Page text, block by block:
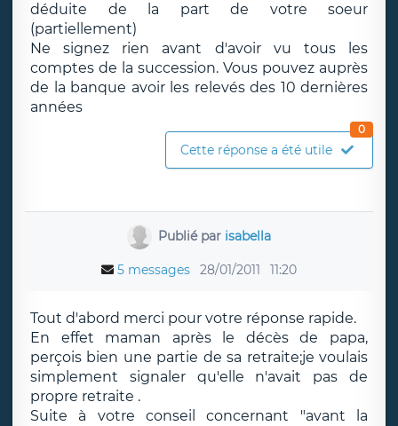
déduite de la part de votre soeur
(partiellement)
Ne signez rien avant d'avoir vu tous les
comptes de la succession. Vous pouvez auprès
de la banque avoir les relevés des 10 dernières
années
Cette réponse a été utile
0
Publié par isabella
5 messages 28/01/2011 11:20
Tout d'abord merci pour votre réponse rapide.
En effet maman après le décès de papa,
perçois bien une partie de sa retraite;je voulais
simplement signaler qu'elle n'avait pas de
propre retraite .
Suite à votre conseil concernant "avant la